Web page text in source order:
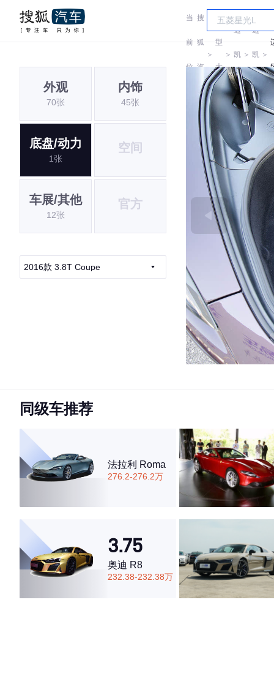
当
前
位
搜
狐
汽
车
＞
车
型
大
全
＞
迈
凯
伦
＞
迈
凯 ＞
外观
70张
内饰
45张
底盘/动力
1张
空间
车展/其他
12张
官方
2016款 3.8T Coupe
同级车推荐
法拉利 Roma
276.2-276.2万
3.75
奥迪 R8
232.38-232.38万